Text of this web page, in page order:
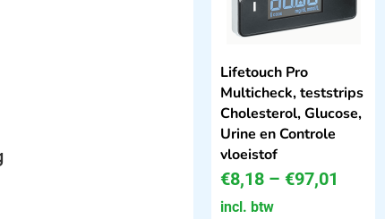
Lifetouch Pro
Multicheck, teststrips
Cholesterol, Glucose,
Urine en Controle
vloeistof
€8,18 – €97,01
incl. btw